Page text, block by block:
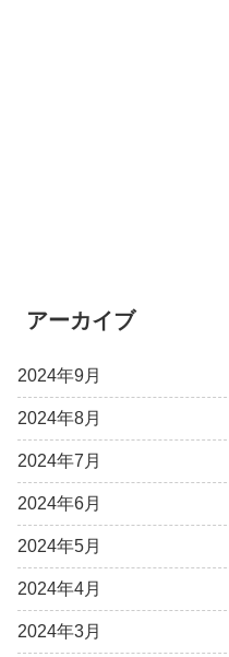
アーカイブ
2024年9月
2024年8月
2024年7月
2024年6月
2024年5月
2024年4月
2024年3月